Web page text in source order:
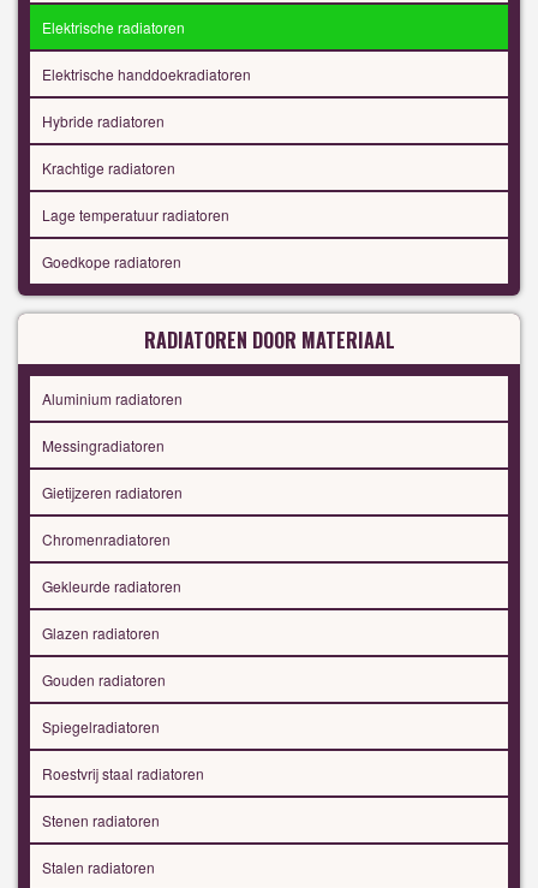
Elektrische radiatoren
Elektrische handdoekradiatoren
Hybride radiatoren
Krachtige radiatoren
Lage temperatuur radiatoren
Goedkope radiatoren
RADIATOREN DOOR MATERIAAL
Aluminium radiatoren
Messingradiatoren
Gietijzeren radiatoren
Chromenradiatoren
Gekleurde radiatoren
Glazen radiatoren
Gouden radiatoren
Spiegelradiatoren
Roestvrij staal radiatoren
Stenen radiatoren
Stalen radiatoren